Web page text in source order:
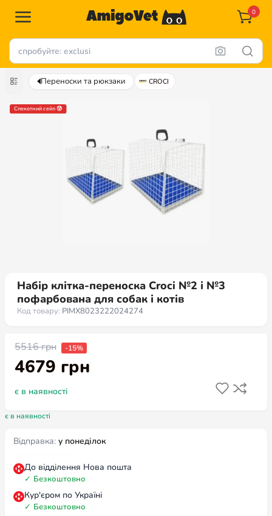
0
Переноски та рюкзаки CROCI
Спекотний сейл 😰
Набір клітка-переноска Croci №2 і №3
пофарбована для собак і котів
Код товару: PIMX8023222024274
5516грн -15%
4679 грн
є в наявності
є в наявності
Відправка: у понеділок
До відділення Нова пошта
✓ Безкоштовно
Кур'єром по Україні
✓ Безкоштовно